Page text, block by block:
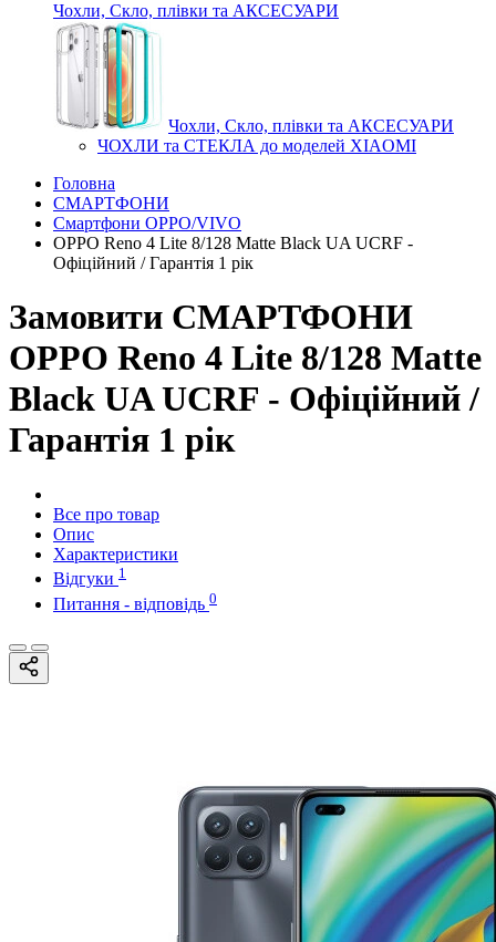
Чохли, Скло, плівки та АКСЕСУАРИ
Чохли, Скло, плівки та АКСЕСУАРИ
ЧОХЛИ та СТЕКЛА до моделей XIAOMI
Головна
СМАРТФОНИ
Смартфони OPPO/VIVO
OPPO Reno 4 Lite 8/128 Matte Black UA UCRF -
Офіційний / Гарантія 1 рік
Замовити СМАРТФОНИ
OPPO Reno 4 Lite 8/128 Matte
Black UA UCRF - Офіційний /
Гарантія 1 рік
Все про товар
Опис
Характеристики
Відгуки 1
Питання - відповідь 0